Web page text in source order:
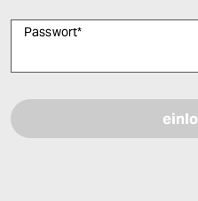
Passwort*